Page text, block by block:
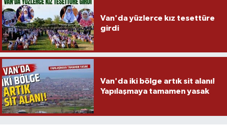
Van'da yüzlerce kız tesettüre
girdi
Van'da iki bölge artık sit alanı!
Yapılaşmaya tamamen yasak